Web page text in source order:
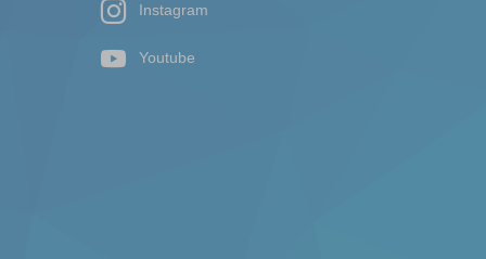
Instagram
Youtube